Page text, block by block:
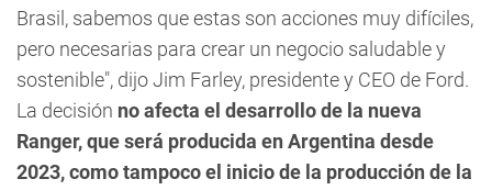
Brasil, sabemos que estas son acciones muy difíciles,
pero necesarias para crear un negocio saludable y
sostenible", dijo Jim Farley, presidente y CEO de Ford.
La decisión no afecta el desarrollo de la nueva
Ranger, que será producida en Argentina desde
2023, como tampoco el inicio de la producción de la